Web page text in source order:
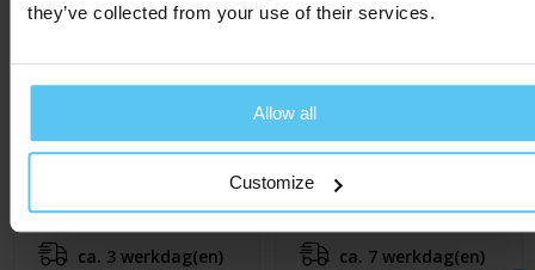
they’ve collected from your use of their services.
Allow all
Customize
ChocoShape
€ 9,79
ca. 3 werkdag(en)
4-vaks
verrassingsdoosje
€ 3,20
ca. 7 werkdag(en)